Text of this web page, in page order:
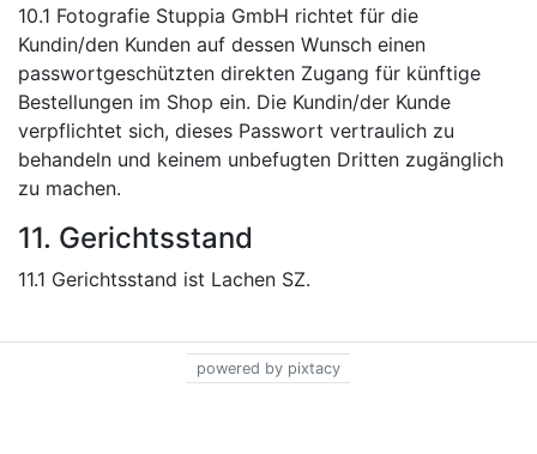
10.1 Fotografie Stuppia GmbH richtet für die
Kundin/den Kunden auf dessen Wunsch einen
passwortgeschützten direkten Zugang für künftige
Bestellungen im Shop ein. Die Kundin/der Kunde
verpflichtet sich, dieses Passwort vertraulich zu
behandeln und keinem unbefugten Dritten zugänglich
zu machen.
11. Gerichtsstand
11.1 Gerichtsstand ist Lachen SZ.
powered by pixtacy